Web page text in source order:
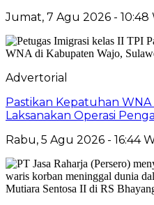
Jumat, 7 Agu 2026 - 10:48
Advertorial
Pastikan Kepatuhan WNA
Laksanakan Operasi
Rabu, 5 Agu 2026 - 16:44